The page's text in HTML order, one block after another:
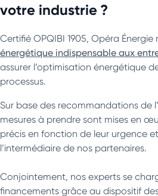
votre industrie ?
Certifié OPQIBI 1905, Opéra Énergie
énergétique indispensable aux
assurer l’optimisation énergétique
processus.
Sur base des recommandations de
mesures à prendre sont mises en
précis en fonction de leur urgence
l’intermédiaire de nos partenaires.
Conjointement, nos experts se
financements grâce au dispositif